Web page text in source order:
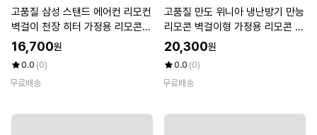
고품질 삼성 스탠드 에어컨 리모컨
벽걸이 천장 히터 가정용 리모콘
만능 (W6C68AB)
16,700원
0.0 (0)
무료배송
고품질 만도 위니아 냉난방기 만능
리모콘 벽걸이형 가정용 리모콘 만
능 (W6725E8)
20,300원
0.0 (0)
무료배송